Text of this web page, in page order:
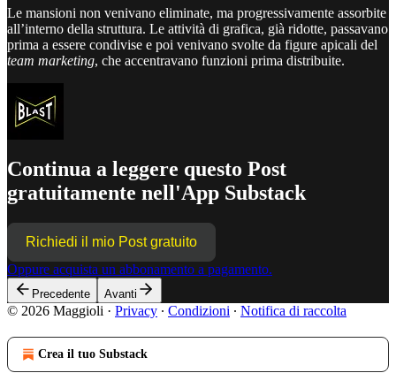
Le mansioni non venivano eliminate, ma progressivamente assorbite
all’interno della struttura. Le attività di grafica, già ridotte, passavano
prima a essere condivise e poi venivano svolte da figure apicali del
team marketing, che accentravano funzioni prima distribuite.
Continua a leggere questo Post
gratuitamente nell'App Substack
Richiedi il mio Post gratuito
Oppure acquista un abbonamento a pagamento.
Precedente Avanti
© 2026 Maggioli · Privacy ∙ Condizioni ∙ Notifica di raccolta
Crea il tuo Substack